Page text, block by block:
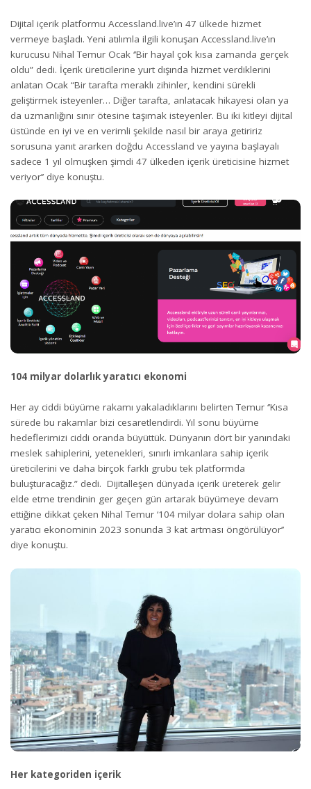
Dijital içerik platformu Accessland.live’ın 47 ülkede hizmet
vermeye başladı. Yeni atılımla ilgili konuşan Accessland.live’ın
kurucusu Nihal Temur Ocak ‘’Bir hayal çok kısa zamanda gerçek
oldu” dedi. İçerik üreticilerine yurt dışında hizmet verdiklerini
anlatan Ocak “Bir tarafta meraklı zihinler, kendini sürekli
geliştirmek isteyenler… Diğer tarafta, anlatacak hikayesi olan ya
da uzmanlığını sınır ötesine taşımak isteyenler. Bu iki kitleyi dijital
üstünde en iyi ve en verimli şekilde nasıl bir araya getiririz
sorusuna yanıt ararken doğdu Accessland ve yayına başlayalı
sadece 1 yıl olmuşken şimdi 47 ülkeden içerik üreticisine hizmet
veriyor’’ diye konuştu.
104 milyar dolarlık yaratıcı ekonomi
Her ay ciddi büyüme rakamı yakaladıklarını belirten Temur ‘’Kısa
sürede bu rakamlar bizi cesaretlendirdi. Yıl sonu büyüme
hedeflerimizi ciddi oranda büyüttük. Dünyanın dört bir yanındaki
meslek sahiplerini, yetenekleri, sınırlı imkanlara sahip içerik
üreticilerini ve daha birçok farklı grubu tek platformda
buluşturacağız.” dedi. Dijitalleşen dünyada içerik üreterek gelir
elde etme trendinin ger geçen gün artarak büyümeye devam
ettiğine dikkat çeken Nihal Temur ‘104 milyar dolara sahip olan
yaratıcı ekonominin 2023 sonunda 3 kat artması öngörülüyor’’
diye konuştu.
Her kategoriden içerik